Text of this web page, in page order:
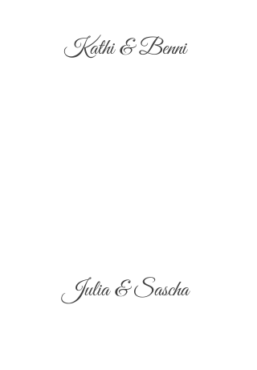
Kathi & Benni
Julia & Sascha